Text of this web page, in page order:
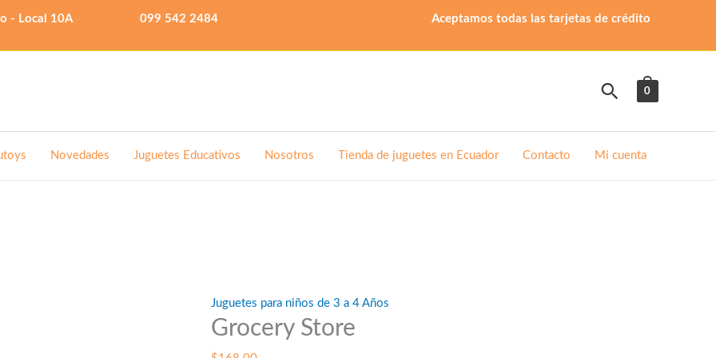
- Local 10A 099 542 2484 Aceptamos todas las tarjetas de crédito
Buscar
0
Novedades Juguetes Educativos Nosotros Tienda de juguetes en Ecuador Contacto Mi cuenta
Juguetes para niños de 3 a 4 Años
Grocery Store